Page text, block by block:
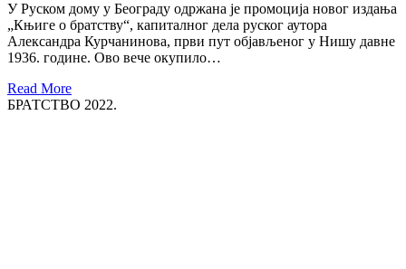
У Руском дому у Београду одржана је промоција новог издања
„Књиге о братству“, капиталног дела руског аутора
Александра Курчанинова, први пут објављеног у Нишу давне
1936. године. Ово вече окупило…
Read More
БРАТСТВО 2022.